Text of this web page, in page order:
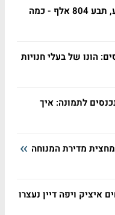
פוטר אחרי 29 שנה בלי שימוע, תבע 804 אלף - כמה
הונו של בעלי חנויות
לתמונה: איך
איציק ויפה דיין נעצרו